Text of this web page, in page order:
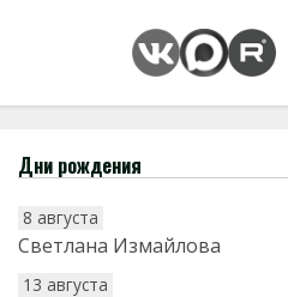
Дни рождения
8 августа
Светлана Измайлова
13 августа